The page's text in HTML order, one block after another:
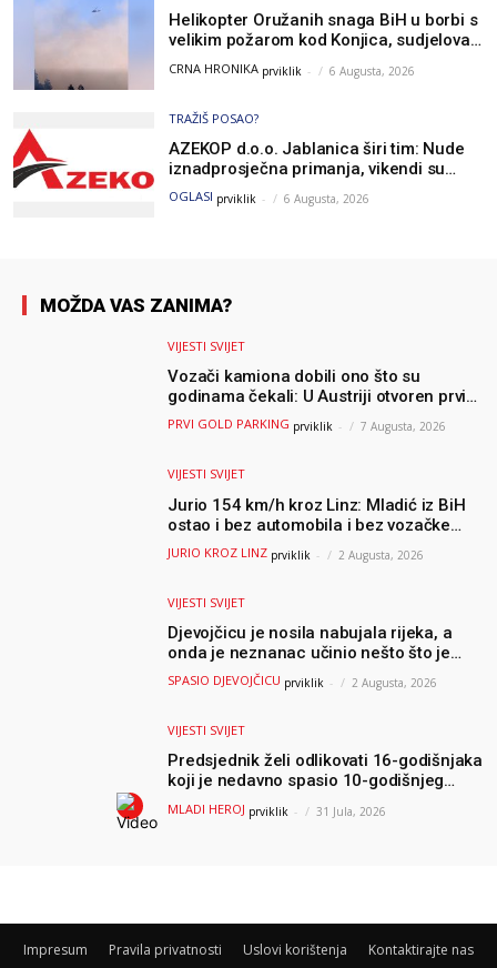
Helikopter Oružanih snaga BiH u borbi s
velikim požarom kod Konjica, sudjelovao
i Air Tractor
CRNA HRONIKA prviklik - 6 Augusta, 2026
TRAŽIŠ POSAO?
AZEKOP d.o.o. Jablanica širi tim: Nude
iznadprosječna primanja, vikendi su
slobodni, traži se više radnika
OGLASI prviklik - 6 Augusta, 2026
MOŽDA VAS ZANIMA?
VIJESTI SVIJET
Vozači kamiona dobili ono što su
godinama čekali: U Austriji otvoren prvi
GOLD sigurni parking
PRVI GOLD PARKING prviklik - 7 Augusta, 2026
VIJESTI SVIJET
Jurio 154 km/h kroz Linz: Mladić iz BiH
ostao i bez automobila i bez vozačke
dozvole
JURIO KROZ LINZ prviklik - 2 Augusta, 2026
VIJESTI SVIJET
Djevojčicu je nosila nabujala rijeka, a
onda je neznanac učinio nešto što je
mnoge ostavilo bez riječi
SPASIO DJEVOJČICU prviklik - 2 Augusta, 2026
VIJESTI SVIJET
Predsjednik želi odlikovati 16-godišnjaka
koji je nedavno spasio 10-godišnjeg
dječaka iz smrtonosnih valova
MLADI HEROJ prviklik - 31 Jula, 2026
Impresum Pravila privatnosti Uslovi korištenja Kontaktirajte nas